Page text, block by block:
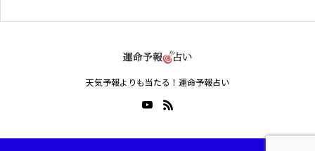
天気予報よりも当たる！運命予報占い